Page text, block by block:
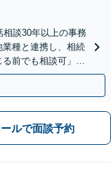
相談30年以上の事務
種と連携し、相続
前でも相談可」
可】
ールで面談予約